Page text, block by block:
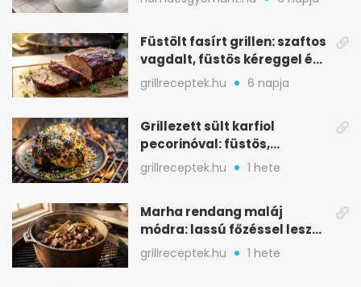
Füstölt fasírt grillen: szaftos
vagdalt, füstös kéreggel és
BBQ mázzal
grillreceptek.hu 6 napja
Grillezett sült karfiol
pecorinóval: füstös,
karamellizált nyári kedvenc
grillreceptek.hu 1 hete
Marha rendang maláj
módra: lassú főzéssel lesz
igazán szaftos
grillreceptek.hu 1 hete